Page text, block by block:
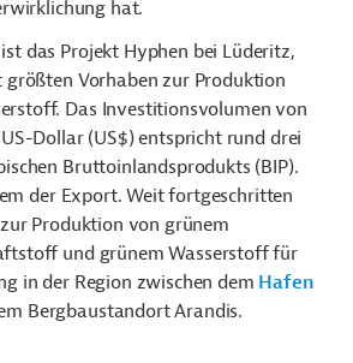
hat.
das Projekt Hyphen bei Lüderitz,
Vorhaben zur Produktion
Das Investitionsvolumen von
Dollar (US$) entspricht rund drei
Bruttoinlandsprodukts (BIP).
der Export. Weit fortgeschritten
Produktion von grünem
und grünem Wasserstoff für
in der Region zwischen dem Hafen
Bergbaustandort Arandis.